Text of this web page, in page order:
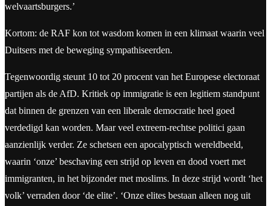
welvaartsburgers.’
Kortom: de RAF kon tot wasdom komen in een klimaat waarin veel
Duitsers met de beweging sympathiseerden.
Tegenwoordig steunt 10 tot 20 procent van het Europese electoraat
partijen als de AfD. Kritiek op immigratie is een legitiem standpunt
dat binnen de grenzen van een liberale democratie heel goed
verdedigd kan worden. Maar veel extreem-rechtse politici gaan
aanzienlijk verder. Ze schetsen een apocalyptisch wereldbeeld,
waarin ‘onze’ beschaving een strijd op leven en dood voert met
immigranten, in het bijzonder met moslims. In deze strijd wordt ‘het
volk’ verraden door ‘de elite’. ‘Onze elites bestaan alleen nog uit